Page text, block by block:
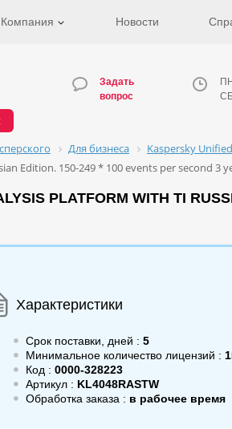
Компания Новости
Задать
вопрос
Для бизнеса
Kaspersky
Edition. 150-249 * 100 events per second 3
PLATFORM WITH TI
Характеристики
Срок поставки, дней : 5
Минимальное количество лицензий :
Код : 0000-328223
Артикул : KL4048RASTW
Обработка заказа : в рабочее время